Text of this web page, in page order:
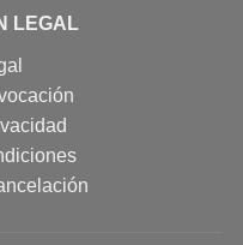
LEGAL